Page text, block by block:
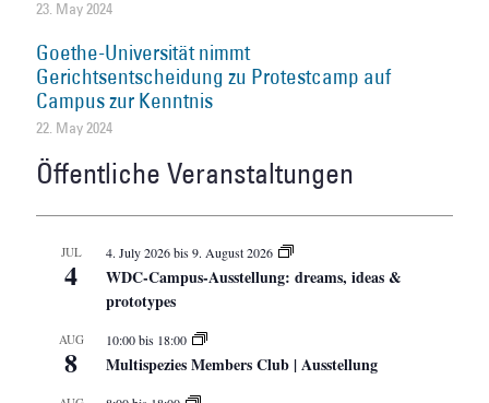
23. May 2024
Goethe-Universität nimmt
Gerichtsentscheidung zu Protestcamp auf
Campus zur Kenntnis
22. May 2024
Öffentliche Veranstaltungen
JUL
4
4. July 2026bis9. August 2026
WDC-Campus-Ausstellung: dreams, ideas &
prototypes
AUG
8
10:00bis 18:00
Multispezies Members Club | Ausstellung